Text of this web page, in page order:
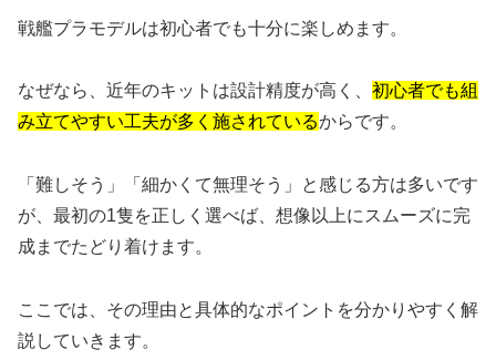
戦艦プラモデルは初心者でも十分に楽しめます。
なぜなら、近年のキットは設計精度が高く、 初心者でも組
み立てやすい工夫が多く施されているからです。
「難しそう」「細かくて無理そう」と感じる方は多いです
が、最初の1隻を正しく選べば、想像以上にスムーズに完
成までたどり着けます。
ここでは、その理由と具体的なポイントを分かりやすく解
説していきます。